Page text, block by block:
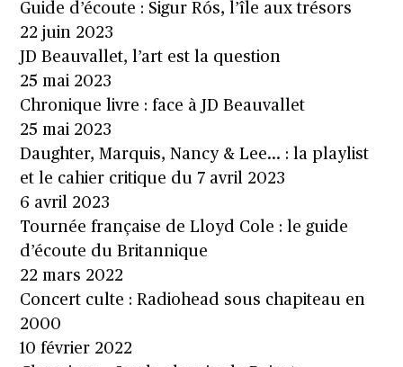
Guide d’écoute : Sigur Rós, l’île aux trésors
22 juin 2023
JD Beauvallet, l’art est la question
25 mai 2023
Chronique livre : face à JD Beauvallet
25 mai 2023
Daughter, Marquis, Nancy & Lee… : la playlist
et le cahier critique du 7 avril 2023
6 avril 2023
Tournée française de Lloyd Cole : le guide
d’écoute du Britannique
22 mars 2022
Concert culte : Radiohead sous chapiteau en
2000
10 février 2022